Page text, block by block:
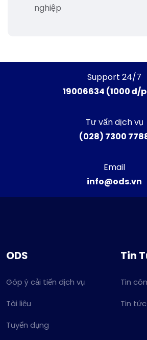
nghiệp
Support 24/7
19006634 (1000 đ/
Tư vấn dịch vụ
(028) 7300
Email
info@ods.vn
ODS
Góp ý cải tiến dịch vụ
Tài liệu
Tuyển dụng
Tin
Tin
Tin